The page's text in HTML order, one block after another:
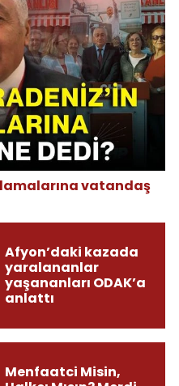
vatandaş
Afyon’daki kazada
yaralananlar
yaşananları ODAK’a
anlattı
Menfaatci Misin,